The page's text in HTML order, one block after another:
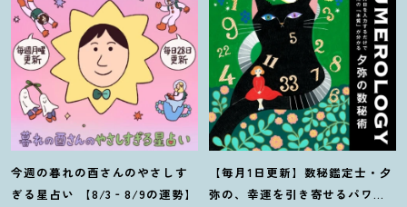
今週の暮れの酉さんのやさしす
ぎる星占い 【8/3‐8/9の運勢】
【毎月1日更新】数秘鑑定士・夕
弥の、幸運を引き寄せるパワー